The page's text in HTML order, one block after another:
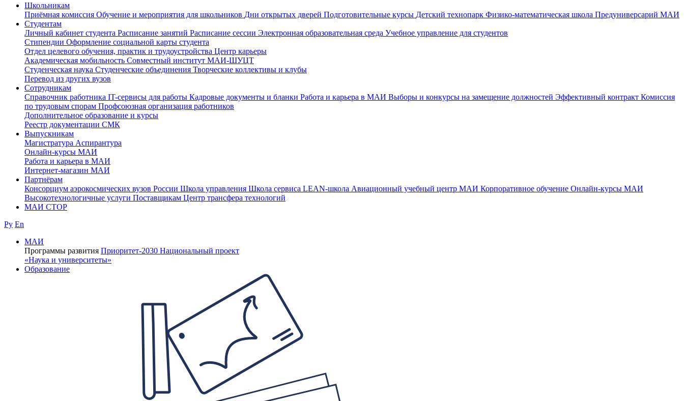
Школьникам
Приёмная комиссия Обучение и мероприятия для школьников Дни открытых дверей Подготовительные курсы Детский технопарк Физико-математическая школа Предуниверсарий МАИ
Студентам
Личный кабинет студента Расписание занятий Расписание сессии Электронная образовательная среда Учебное управление для студентов
Стипендии Оформление социальной карты студента
Отдел целевого обучения, практик и трудоустройства Центр карьеры
Академическая мобильность Совместный институт МАИ-ШУЦТ
Студенческая наука Студенческие объединения Творческие коллективы и клубы
Перевод из других вузов
Сотрудникам
Cправочник работника IT-сервисы для работы Кадровые документы и бланки Работа и карьера в МАИ Выборы и конкурсы на замещение должностей Эффективный контракт Комиссия
по трудовым спорам Профсоюзная организация работников
Дополнительное образование и курсы
Реестр документации СМК
Выпускникам
Магистратура Аспирантура
Онлайн-курсы МАИ
Работа и карьера в МАИ
Интернет-магазин МАИ
Партнёрам
Консорциум аэрокосмических вузов России Школа управления Школа сервиса LEAN-школа Авиационный учебный центр МАИ Корпоративное обучение Онлайн-курсы МАИ
Высокотехнологичные услуги Поставщикам Центр трансфера технологий
МАИ СТОР
Ру En
МАИ
Программы развития Приоритет-2030 Национальный проект
«Наука и университеты»
Образование